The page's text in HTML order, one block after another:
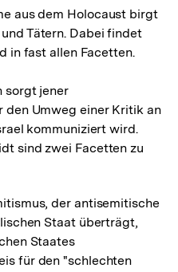
aus dem Holocaust birgt
Tätern. Dabei findet
in fast allen Facetten.
sorgt jener
den Umweg einer Kritik an
kommuniziert wird.
sind zwei Facetten zu
der antisemitische
Staat überträgt,
Staates
für den "schlechten